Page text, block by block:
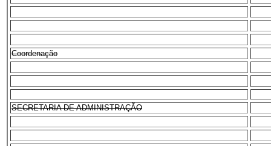
Coordenação
SECRETARIA DE ADMINISTRAÇÃO